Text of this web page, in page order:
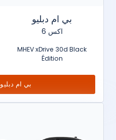
بي ام دبليو
اكس 6
MHEV xDrive 30d Black
Édition
بي ام دبليو VS جيلي